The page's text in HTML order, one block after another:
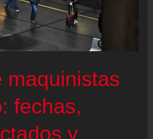
maquinistas
fechas,
y